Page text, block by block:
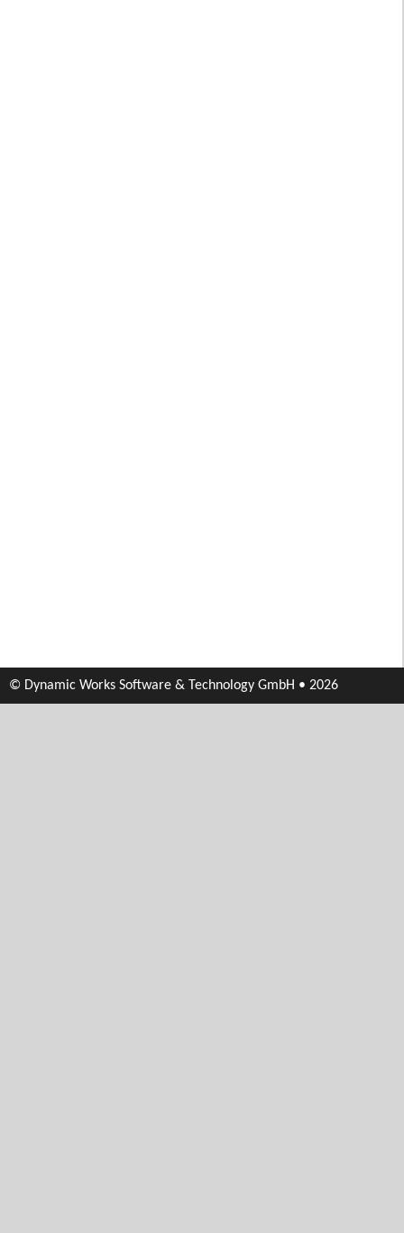
© Dynamic Works Software & Technology GmbH • 2026